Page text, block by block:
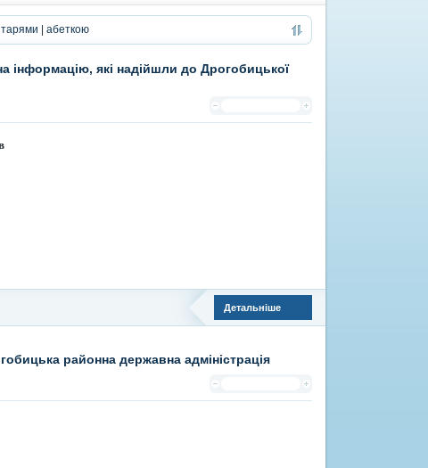
S
абеткою
інформацію, які надійшли до Дрогобицької
Детальніше
районна державна адміністрація